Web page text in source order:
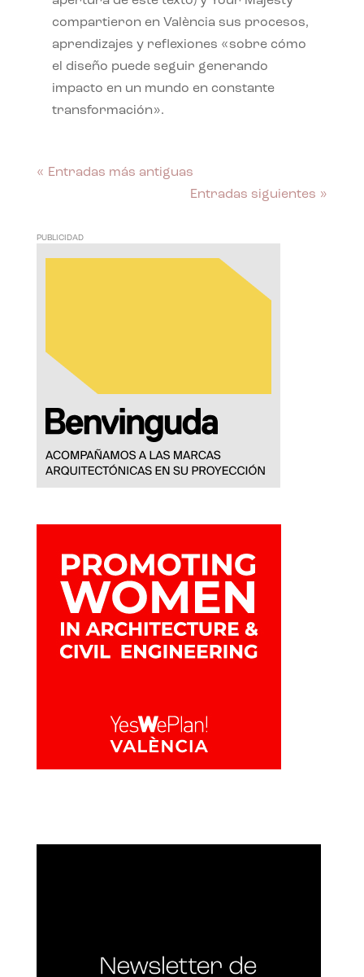
compartieron en València sus procesos,
aprendizajes y reflexiones «sobre cómo
el diseño puede seguir generando
impacto en un mundo en constante
transformación».
« Entradas más antiguas
Entradas siguientes »
PUBLICIDAD